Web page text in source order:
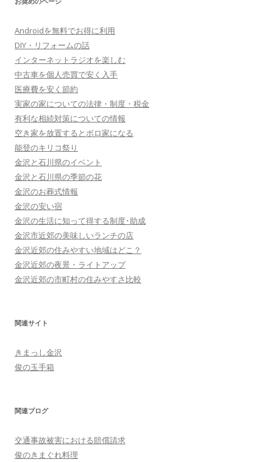
Androidを無料でお得に利用
DIY・リフォームの話
インターネットラジオを楽しむ
中古車を個人売買で安く入手
医療費を安く節約
実家の家についての法律・制度・税金
有利な相続対策についての情報
空き家を放置するとボロ家になる
能登のキリコ祭り
金沢と石川県のイベント
金沢と石川県の季節の花
金沢のお葬式情報
金沢の安い宿
金沢の生活に知って得する制度･助成
金沢市近郊の美味しいランチの店
金沢近郊の住みやすい地域はどこ？
金沢近郊の夜景・ライトアップ
金沢近郊の市町村の住みやすさ比較
関連サイト
きまっし金沢
俊の玉手箱
関連ブログ
交通事故被害における賠償請求
俊のきまぐれ料理